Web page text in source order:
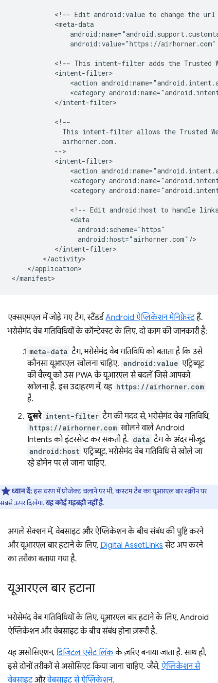
<!-- Edit android:value to change the url
android:value="https://airhorner.com"
<!-- This intent-filter adds the Trusted
<action
<category
</intent-filter>
This intent-filter allows the Trusted
<action
<category
<category
<!-- Edit android:host to handle
</application>
एक्सएमएल में जोड़े गए टैग, स्टैंडर्ड Android ऐप्लिकेशन मेनिफ़ेस्टहैं.
भरोसेमंद वेब गतिविधियों के कॉन्टेक्स्ट के लिए, दो काम की जानकारी है:
meta-data टैग, भरोसेमंद वेब गतिविधि को बताता है कि उसे
कौनसा यूआरएल खोलना चाहिए. android:value एट्रिब्यूट
की वैल्यू को उस PWA के यूआरएल से बदलें जिसे आपको
खोलना है. इस उदाहरण में, यह https://airhorner.com
है.
दूसरे intent-filter टैग की मदद से, भरोसेमंद वेब गतिविधि,
https://airhorner.com खोलने वाले Android
Intents को इंटरसेप्ट कर सकती है. data टैग के अंदर मौजूद
android:host एट्रिब्यूट, भरोसेमंद वेब गतिविधि से खोले जा
रहे डोमेन पर ले जाना चाहिए.
ध्यान दें:इस चरण में प्रोजेक्ट चलाने पर भी, कस्टम टैब का यूआरएल बार स्क्रीन पर
सबसे ऊपर दिखेगा.यह कोई गड़बड़ी नहीं है.
अगले सेक्शन में, वेबसाइट और ऐप्लिकेशन के बीच संबंध की पुष्टि करने
और यूआरएल बार हटाने के लिए, Digital AssetLinks सेट अप करने
का तरीका बताया गया है.
यूआरएल बार हटाना
भरोसेमंद वेब गतिविधियों के लिए, यूआरएल बार हटाने के लिए, Android
ऐप्लिकेशन और वेबसाइट के बीच संबंध होना ज़रूरी है.
यह असोसिएशन, डिजिटल एसेट लिंकके ज़रिए बनाया जाता है. साथ ही,
इसे दोनों तरीकों से असोसिएट किया जाना चाहिए. जैसे, ऐप्लिकेशन से
वेबसाइटऔरवेबसाइट से ऐप्लिकेशन.